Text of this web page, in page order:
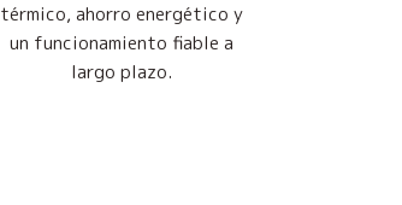
térmico, ahorro energético y
un funcionamiento fiable a
largo plazo.